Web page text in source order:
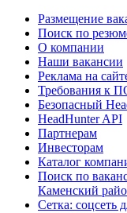
Размещение
Поиск по
О компании
Наши вакансии
Реклама на
Требования к
Безопасный
HeadHunter API
Партнерам
Инвесторам
Каталог
Поиск по
Каменский
Сетка: соцсеть